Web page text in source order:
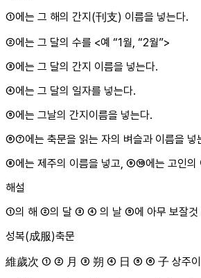
①에는 그 해의 간지(刊支) 이름을 넣는다.
②에는 그 달의 수를 <예 “1월, “2월”>
③에는 그 달의 간지 이름을 넣는다.
④에는 그 달의 일자를 넣는다.
⑤에는 그날의 간지이름을 넣는다.
⑥⑦에는 축문을 읽는 자의 벼슬과 이름을 넣
⑧에는 제주의 이름을 넣고, ⑨⑩에는 고인의
해설
①의 해 ②의 달 ③ ④ 의 날 ⑤에 아무 보잘것
성복(成服)축문
維歲次 ① ② 月 ③ 朔 ④ 日 ⑤ ⑥ 子 상주이